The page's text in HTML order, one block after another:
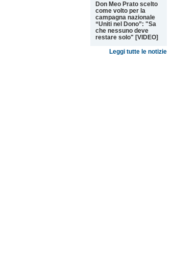
Don Meo Prato scelto
come volto per la
campagna nazionale
“Uniti nel Dono”: "Sa
che nessuno deve
restare solo" [VIDEO]
Leggi tutte le notizie